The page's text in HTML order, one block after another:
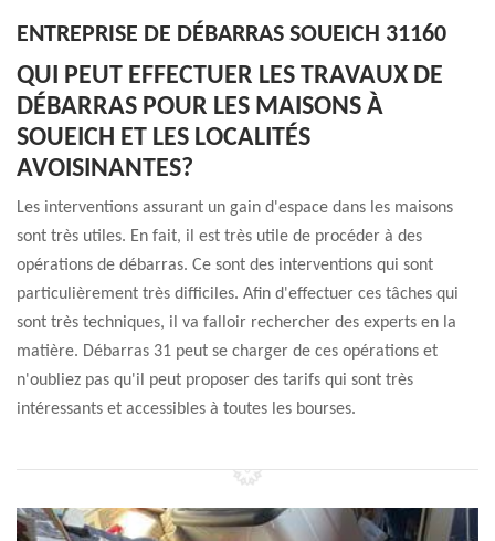
ENTREPRISE DE DÉBARRAS SOUEICH 31160
QUI PEUT EFFECTUER LES TRAVAUX DE
DÉBARRAS POUR LES MAISONS À
SOUEICH ET LES LOCALITÉS
AVOISINANTES?
Les interventions assurant un gain d'espace dans les maisons
sont très utiles. En fait, il est très utile de procéder à des
opérations de débarras. Ce sont des interventions qui sont
particulièrement très difficiles. Afin d'effectuer ces tâches qui
sont très techniques, il va falloir rechercher des experts en la
matière. Débarras 31 peut se charger de ces opérations et
n'oubliez pas qu'il peut proposer des tarifs qui sont très
intéressants et accessibles à toutes les bourses.